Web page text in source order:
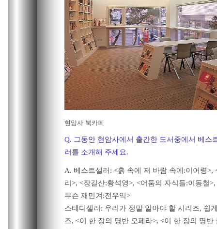
현암사 북카페
Q. 그동안 현암사에서 출간한 도서중에서 베스
러를 소개해 주세요.
A. 베스트셀러: <흙 속에 저 바람 속에:이어령>,
리>, <장길산:황석영>, <어둠의 자식들:이동철
무슨 재민겨:전우익>
스테디셀러: 우리가 정말 알아야 할 시리즈, 쉽
즈, <이 한 장의 명반 오페라>, <이 한 장의 명반